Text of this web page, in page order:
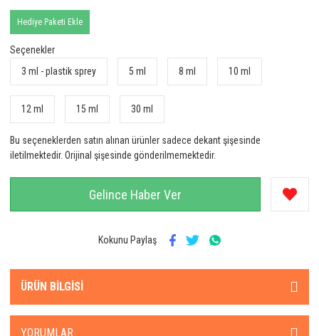
Hediye Paketi Ekle
Seçenekler
3 ml - plastik sprey
5 ml 8 ml 10 ml
12 ml 15 ml 30 ml
Bu seçeneklerden satın alınan ürünler sadece dekant şişesinde
iletilmektedir. Orijinal şişesinde gönderilmemektedir.
Gelince Haber Ver
Kokunu Paylaş
ÜRÜN BILGISI
YORUMLAR